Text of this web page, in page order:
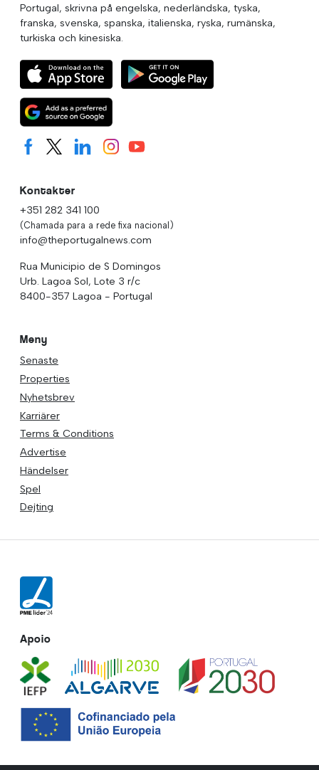
Portugal, skrivna på engelska, nederländska, tyska,
franska, svenska, spanska, italienska, ryska, rumänska,
turkiska och kinesiska.
Kontakter
+351 282 341 100
(Chamada para a rede fixa nacional)
info@theportugalnews.com
Rua Municipio de S Domingos
Urb. Lagoa Sol, Lote 3 r/c
8400-357 Lagoa - Portugal
Meny
Senaste
Properties
Nyhetsbrev
Karriärer
Terms & Conditions
Advertise
Händelser
Spel
Dejting
Apoio